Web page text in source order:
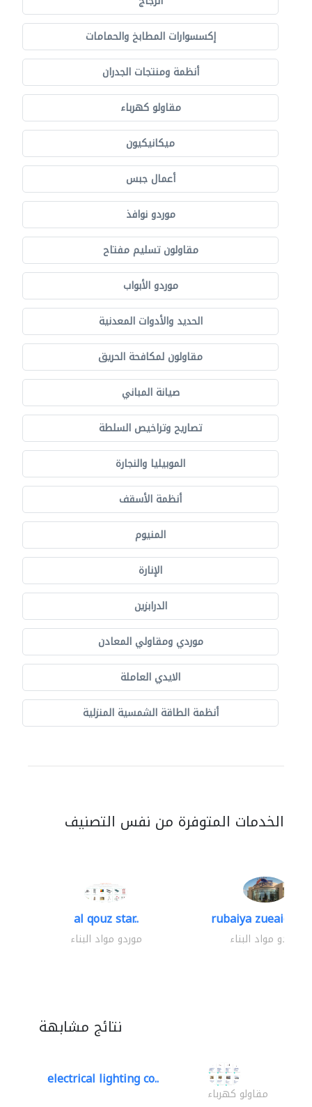
إكسسوارات المطابخ والحمامات
أنظمة ومنتجات الجدران
مقاولو كهرباء
ميكانيكيون
أعمال جبس
موردو نوافذ
مقاولون تسليم مفتاح
موردو الأبواب
الحديد والأدوات المعدنية
مقاولون لمكافحة الحريق
صيانة المباني
تصاريح وتراخيص السلطة
الموبيليا والنجارة
أنظمة الأسقف
المنيوم
الإنارة
الدرابزين
موردي ومقاولي المعادن
الايدي العاملة
أنظمة الطاقة الشمسية المنزلية
الخدمات المتوفرة من نفس التصنيف
al qouz star..
موردو مواد البناء
rubaiya zueaid
موردو مواد البناء
نتائج مشابهة
electrical lighting co..
مقاولو كهرباء